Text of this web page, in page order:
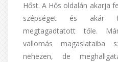
Hőst. A Hős oldalán akarja
szépséget és akár
megtagadtatott tőle.
vallomás magaslataiba
nehezen, de